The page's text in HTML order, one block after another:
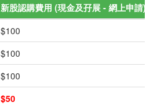
新股認購費用 (現金及孖展 - 網上申請) (
$100
$100
$100
$50